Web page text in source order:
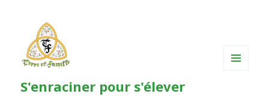
S'enraciner pour s'élever